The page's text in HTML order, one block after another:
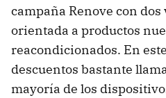
campaña Renove con
orientada a productos
reacondicionados. En
descuentos bastante
mayoría de los